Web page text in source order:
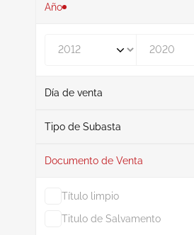
Año
Día de venta
De
Tipo de Subasta
Subasta
Documento de Venta
Título limpio
Titulo de Salvamento